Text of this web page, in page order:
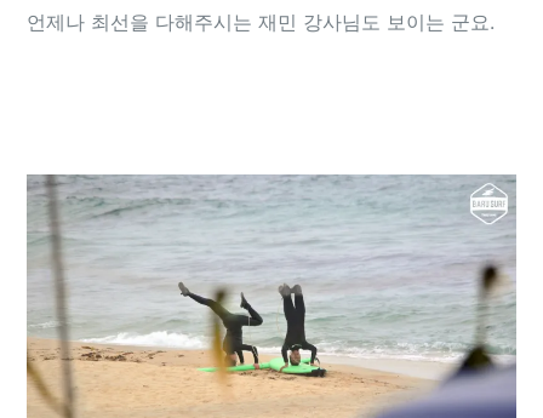
언제나 최선을 다해주시는 재민 강사님도 보이는 군요.